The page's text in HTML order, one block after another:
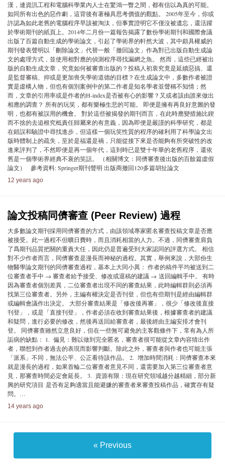
漢，連資訊工程和電腦科學業內人士在驚鴻一瞥之間，都有信以為真的可能。
如同所有出色的惡作劇，這背後有著極具思考價值的觀點。 2005年至今，你或
許認為如此老舊的電腦程序早該被淘汰，但事實證明它不僅沒被遺忘，還活躍
於學術期刊的紙頁上。2014年二月份一篇報告揭露了數份學術期刊和國際會議
出版了百篇自動生成的學術論文，引起了學術界的軒然大波，其中頗具權威的
期刊發表聲明以「刪除論文」代替一般「撤回論文」作為對已出版自動生成論
文的處理方式，並使用相對應的偵測程序尋找漏網之魚。 然而，這些已經被出
版的自動生成文章，究竟如何被審查出版的？投稿人初衷究竟是延續惡搞、還
是監督審稿、抑或是更加喪失學術道德的目標？在生成論文中，多數作者被證
實是虛構人物，但也有個別案例中的第二作者是知名學者並聲稱不知情；然
而，文章的引用率或是作者的H-index是否被有心的影響？又或者該由誰來做出
相應的調查？ 所有的玩笑，都有樂極生悲的可能。 即便是擁有再良好意圖的發
明，也都有被誤用的機會。 對於這些被揭發的期刊而言，在此時應變措施比鍥
而不捨的去追根究柢責任歸屬來的有意義，因為即便是嚴謹的科學研究，都是
在錯誤和驗證中尋找進步，但這樣一個玩笑性質的程序的確利用了科學論文出
版時體制上的疏失，至於是福還是禍，只能從接下來是否能夠有所突破性的改
進來評判了，不然即便是再一個年代，這到時已是雙十年華的老舊程序，還依
舊是一個學術界經典不衰的笑話。 （相關博文：同儕審查後出版的百餘篇虛假
論文） 參考資料: Springer期刊聲明 出版商撤回120多篇胡扯論文
12 years ago
論文投稿同儕審查 (Peer Review) 過程
大多數論文期刊採用同儕審查的方式，由該領域專家匿名審查投稿文章是否應
被接受。此一過程不但曠日費時，而且消耗相當的人力。不過，同儕審查肩負
了爲期刊品質把關的重責大任，因此仍是普遍受到大家認同的評選方式。 相信
對不少作者而言，同儕審查是漫長而神秘的過程。其實，舉例來說，大部份生
物醫學論文期刊的同儕審查過程，基本上大同小異： 作者的稿件平均被送到二
位審查者手中 → 審查者給予接受、修改或退稿的建議 → 送回編輯手中。 有時
因為審查者個別差異，二位審查者出現不同的審查結果，此時編輯群則必須再
找第三位審查者。另外，主編有權決定是否刊登，但也有些期刊是經由編輯群
或編輯會議作出決定。 大部分審查結果是「修改後再審」，很少「修改後直接
刊登」，或是「直接刊登」，作者必須在收到審查結果後，根據審查者的建議
和疑問，進行必要的修改，然後再送回給審查者，最後經由主編安排才會刊
登。 同儕審查雖然立意良好，但在一些無可避免的主客觀條件下，常有為人所
詬病的缺點： 1. 偏見：難以做到完全匿名，審查者很可能從文章內容猜出作
者，聯想到作者過去的表現而影響判斷。除此之外，審查者與作者也可能主張
「派系」不同，無法公平、公正看待該作品。 2. 增加時間消耗：同儕審查本來
就是漫長的過程，如果首輪二位審查者意見不同，還需要加入第三位審查者意
見，那審查時間必定會延長。 3. 資源有限：現在研究領域越分越精細，部分新
興的研究項目 是否有足夠適當且能避嫌的審查者來審查投稿作品，確實存有疑
問。…
14 years ago
« Previous